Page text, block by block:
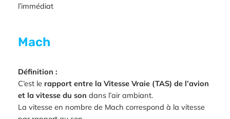
l’immédiat
Mach
Définition :
C’est le rapport entre la Vitesse Vraie (TAS) de l’avion
et la vitesse du son dans l’air ambiant.
La vitesse en nombre de Mach correspond à la vitesse